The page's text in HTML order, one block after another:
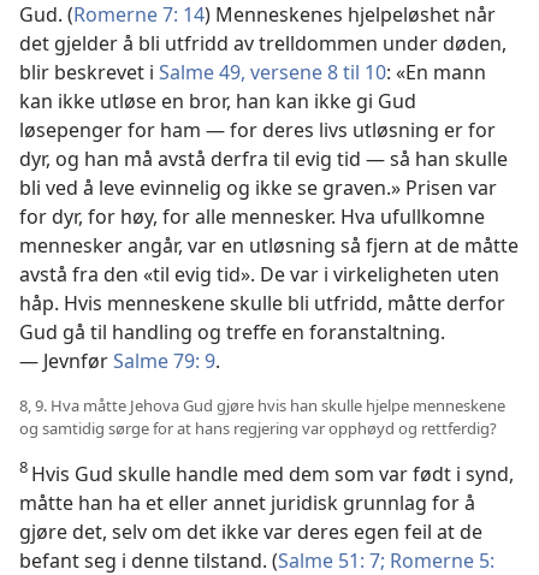
Gud. (Romerne 7: 14) Menneskenes hjelpeløshet når
det gjelder å bli utfridd av trelldommen under døden,
blir beskrevet i Salme 49, versene 8 til 10: «En mann
kan ikke utløse en bror, han kan ikke gi Gud
løsepenger for ham — for deres livs utløsning er for
dyr, og han må avstå derfra til evig tid — så han skulle
bli ved å leve evinnelig og ikke se graven.» Prisen var
for dyr, for høy, for alle mennesker. Hva ufullkomne
mennesker angår, var en utløsning så fjern at de måtte
avstå fra den «til evig tid». De var i virkeligheten uten
håp. Hvis menneskene skulle bli utfridd, måtte derfor
Gud gå til handling og treffe en foranstaltning.
— JevnførSalme 79: 9.
8, 9. Hva måtte Jehova Gud gjøre hvis han skulle hjelpe menneskene
og samtidig sørge for at hans regjering var opphøyd og rettferdig?
8 Hvis Gud skulle handle med dem som var født i synd,
måtte han ha et eller annet juridisk grunnlag for å
gjøre det, selv om det ikke var deres egen feil at de
befant seg i denne tilstand. (Salme 51: 7; Romerne 5: